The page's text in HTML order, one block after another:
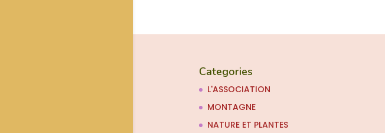
Categories
L'ASSOCIATION
MONTAGNE
NATURE ET PLANTES